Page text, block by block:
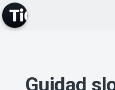
Guidad